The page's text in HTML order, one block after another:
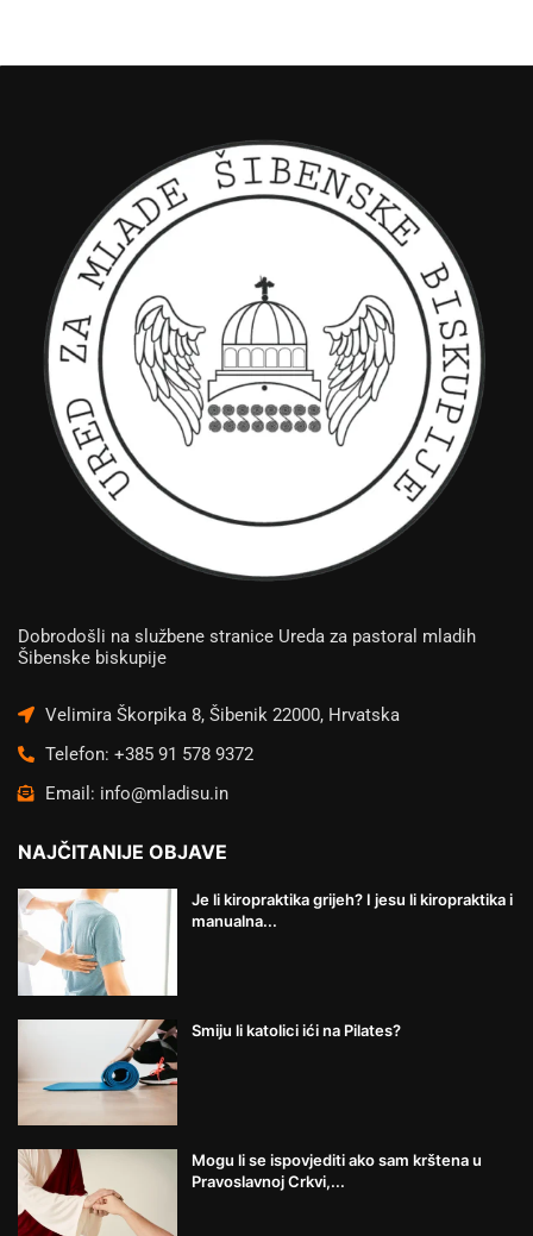
Dobrodošli na službene stranice Ureda za pastoral mladih
Šibenske biskupije
Velimira Škorpika 8, Šibenik 22000, Hrvatska
Telefon: +385 91 578 9372
Email: info@mladisu.in
NAJČITANIJE OBJAVE
Je li kiropraktika grijeh? I jesu li kiropraktika i
manualna...
Smiju li katolici ići na Pilates?
Mogu li se ispovjediti ako sam krštena u
Pravoslavnoj Crkvi,...